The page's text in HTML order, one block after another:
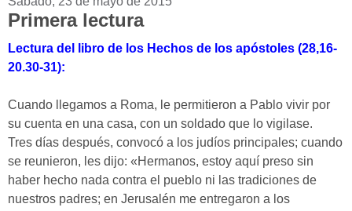
Primera lectura
Lectura del libro de los Hechos de los apóstoles (28,16-
20.30-31):
Cuando llegamos a Roma, le permitieron a Pablo vivir por
su cuenta en una casa, con un soldado que lo vigilase.
Tres días después, convocó a los judíos principales; cuando
se reunieron, les dijo: «Hermanos, estoy aquí preso sin
haber hecho nada contra el pueblo ni las tradiciones de
nuestros padres; en Jerusalén me entregaron a los